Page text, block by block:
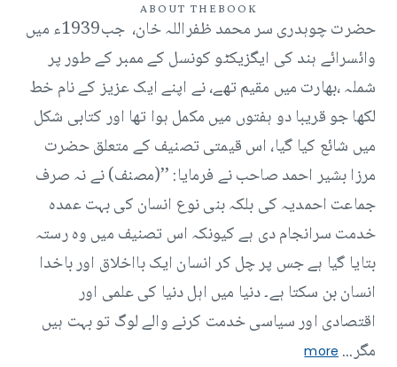
ABOUT THE BOOK
حضرت چوہدری سر محمد ظفراللہ خان، جب1939ء میں
وائسرائے ہند کی ایگزیکٹو کونسل کے ممبر کے طور پر
شملہ ،بھارت میں مقیم تھے، نے اپنے ایک عزیز کے نام خط
لکھا جو قریبا دو ہفتوں میں مکمل ہوا تھا اور کتابی شکل
میں شائع کیا گیا، اس قیمتی تصنیف کے متعلق حضرت
مرزا بشیر احمد صاحب نے فرمایا: ’’(مصنف) نے نہ صرف
جماعت احمدیہ کی بلکہ بنی نوع انسان کی بہت عمدہ
خدمت سرانجام دی ہے کیونکہ اس تصنیف میں وہ رستہ
بتایا گیا ہے جس پر چل کر انسان ایک بااخلاق اور باخدا
انسان بن سکتا ہے۔ دنیا میں اہل دنیا کی علمی اور
اقتصادی اور سیاسی خدمت کرنے والے لوگ تو بہت ہیں
مگر...more